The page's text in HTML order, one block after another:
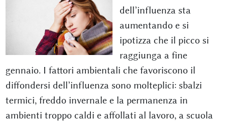
dell’influenza sta
aumentando e si
ipotizza che il picco si
raggiunga a fine
gennaio. I fattori ambientali che favoriscono il
diffondersi dell’influenza sono molteplici: sbalzi
termici, freddo invernale e la permanenza in
ambienti troppo caldi e affollati al lavoro, a scuola